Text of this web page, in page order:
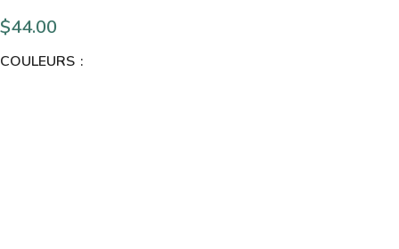
$44.00
COULEURS